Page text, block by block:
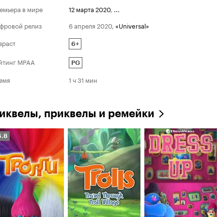
в мире
12 марта 2020,
релиз
6 апреля 2020 «Universal»
6+
MPAA PG
1 ч 31 мин
приквелы и ремейки